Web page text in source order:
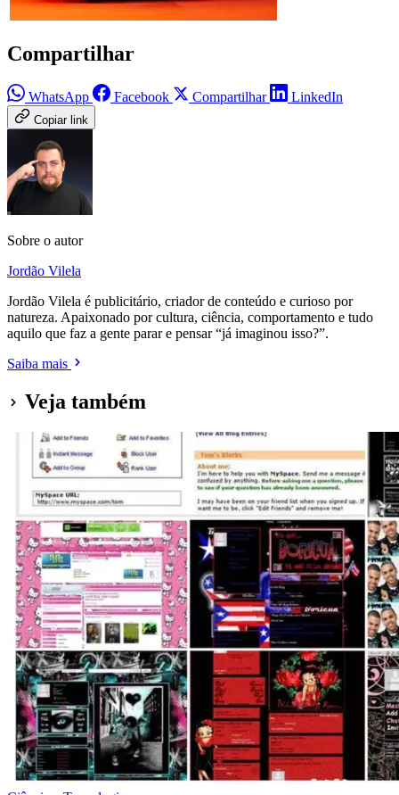
Compartilhar
WhatsApp Facebook Compartilhar LinkedIn
Copiar link
Sobre o autor
Jordão Vilela
Jordão Vilela é publicitário, criador de conteúdo e curioso por
natureza. Apaixonado por cultura, ciência, comportamento e tudo
aquilo que faz a gente parar e pensar “já imaginou isso?”.
Saiba mais
Veja também